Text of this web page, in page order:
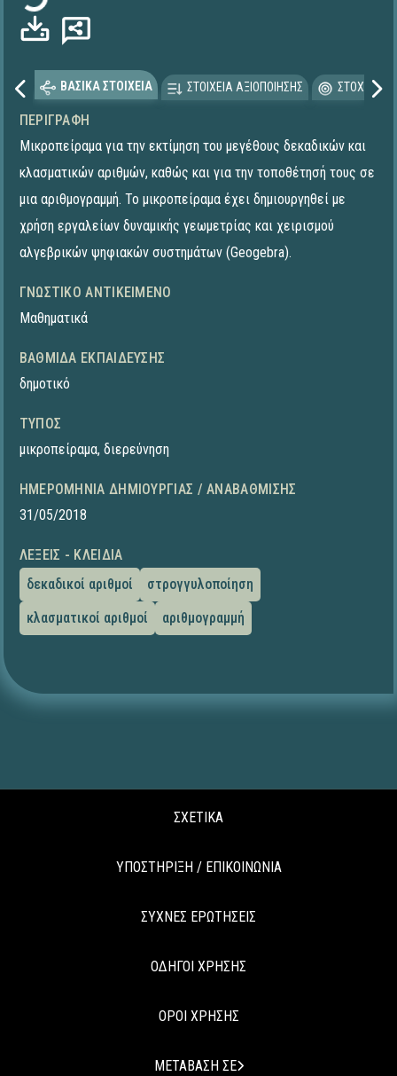
ΒΑΣΙΚΑ ΣΤΟΙΧΕΙΑ ΣΤΟΙΧΕΙΑ ΑΞΙΟΠΟΙΗΣΗΣ
ΠΕΡΙΓΡΑΦΉ
Μικροπείραμα για την εκτίμηση του μεγέθους δεκαδικών και
κλασματικών αριθμών, καθώς και για την τοποθέτησή τους σε
μια αριθμογραμμή. Το μικροπείραμα έχει δημιουργηθεί με
χρήση εργαλείων δυναμικής γεωμετρίας και χειρισμού
αλγεβρικών ψηφιακών συστημάτων (Geogebra).
ΓΝΩΣΤΙΚΌ ΑΝΤΙΚΕΊΜΕΝΟ
Μαθηματικά
ΒΑΘΜΊΔΑ ΕΚΠΑΊΔΕΥΣΗΣ
δημοτικό
ΤΎΠΟΣ
μικροπείραμα, διερεύνηση
ΗΜΕΡΟΜΗΝΊΑ ΔΗΜΙΟΥΡΓΊΑΣ / ΑΝΑΒΆΘΜΙΣΗΣ
31/05/2018
ΛΈΞΕΙΣ - ΚΛΕΙΔΙΆ
δεκαδικοί αριθμοί
στρογγυλοποίηση
κλασματικοί αριθμοί
αριθμογραμμή
ΣΧΕΤΙΚΑ
ΥΠΟΣΤΗΡΙΞΗ / ΕΠΙΚΟΙΝΩΝΙΑ
ΣΥΧΝΕΣ ΕΡΩΤΗΣΕΙΣ
ΟΔΗΓΟΙ ΧΡΗΣΗΣ
ΟΡΟΙ ΧΡΗΣΗΣ
ΜΕΤΑΒΑΣΗ ΣΕ